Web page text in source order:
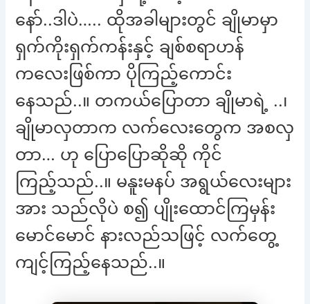
နော်..ဒါပဲ….. ထိုအခါများတွင် ချိုမာမှာ
ရှက်ကိုးရှက်ကန်းနှင့် ချစ်စရာဟန်
ကလေးဖြစ်ကာ ပိုကြည့်ကောင်း
နေသည်..။ တကယ်ပြောတာ ချိုမာရဲ့ ..၊
ချိုမာလှတာက လက်လေးတွေက အစလှ
တာ… ဟု ပြောပြောဆိုဆို ကိုင်
ကြည့်သည်..။ မနူးမနပ် အရွယ်လေးများ
အား သည်လိုပဲ စ၍ ပျိုးထောင်ကြမှန်း
မောင်မောင် နားလည်သဖြင့် လက်တွေ့
ကျင့်ကြည့်နေသည်..။